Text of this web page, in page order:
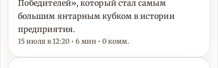
Победителей», который стал самым
большим янтарным кубком в истории
предприятия.
15 июля в 12:20 • 6 мин • 0 комм.